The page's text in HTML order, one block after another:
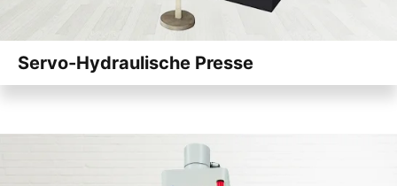
Servo-Hydraulische Presse